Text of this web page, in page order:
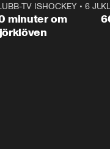
1:00:59
TV ISHOCKEY •6
minuter om